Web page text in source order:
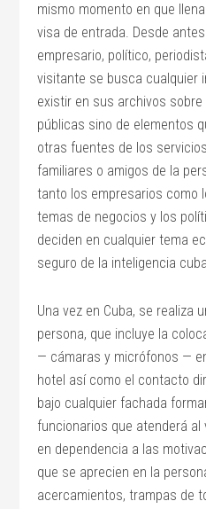
mismo momento en que
visa de entrada. Desde
empresario, político,
visitante se busca cualquier
existir en sus archivos
públicas sino de elementos
otras fuentes de los
familiares o amigos de la
tanto los empresarios como
temas de negocios y los
deciden en cualquier tema
seguro de la inteligencia
Una vez en Cuba, se realiza
persona, que incluye la
— cámaras y micrófonos —
hotel así como el contacto
bajo cualquier fachada
funcionarios que atenderá al
en dependencia a las
que se aprecien en la
acercamientos, trampas de